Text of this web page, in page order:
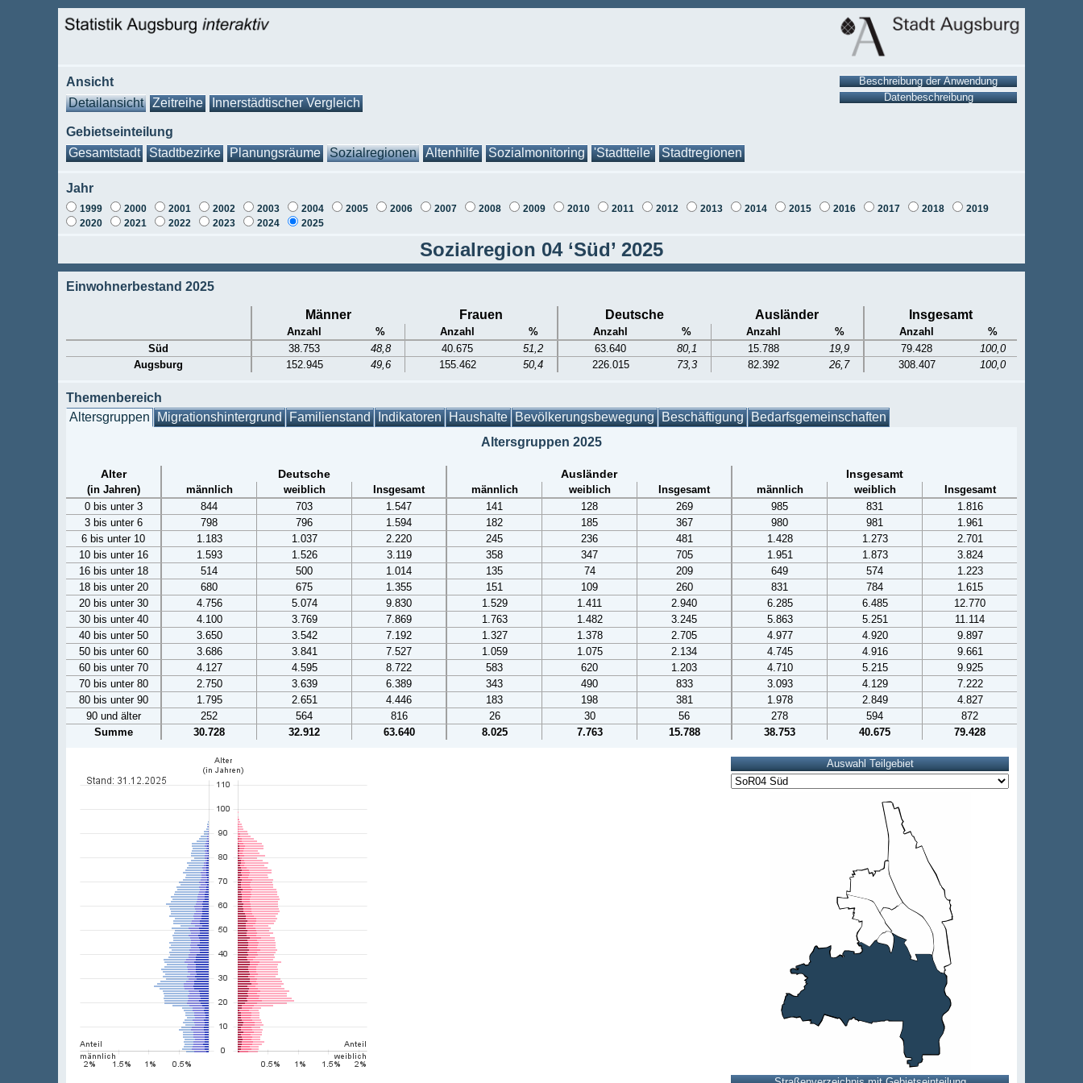
Ansicht
Detailansicht
Zeitreihe Innerstädtischer Vergleich
Gebietseinteilung
Gesamtstadt
Stadtbezirke Planungsräume Sozialregionen Altenhilfe Sozialmonitoring 'Stadtteile' Stadtregionen
Jahr
1999 2000 2001 2002 2003 2004 2005 2006 2007 2008 2009 2010 2011 2012 2013 2014 2015 2016 2017 2018
2019
2020
2021 2022 2023 2024 2025
Sozialregion 04 ‘Süd’ 2025
Einwohnerbestand 2025
Männer Frauen Deutsche Ausländer Insgesamt
Anzahl % Anzahl % Anzahl % Anzahl % Anzahl
%
Süd
38.753 48,8 40.675 51,2 63.640 80,1 15.788 19,9 79.428
100,0
Augsburg
152.945 49,6 155.462 50,4 226.015 73,3 82.392 26,7 308.407 100,0
Themenbereich
Altersgruppen Migrationshintergrund Familienstand Indikatoren Haushalte Bevölkerungsbewegung Beschäftigung Bedarfsgemeinschaften
Altersgruppen 2025
Alter Deutsche Ausländer Insgesamt
(in Jahren) männlich weiblich Insgesamt männlich weiblich Insgesamt männlich weiblich
Insgesamt
0 bis unter 3
844 703 1.547 141 128 269 985 831
1.816
3 bis unter 6
798 796 1.594 182 185 367 980 981
1.961
6 bis unter 10
1.183 1.037 2.220 245 236 481 1.428 1.273
2.701
10 bis unter 16
1.593 1.526 3.119 358 347 705 1.951 1.873
3.824
16 bis unter 18
514 500 1.014 135 74 209 649 574
1.223
18 bis unter 20
680 675 1.355 151 109 260 831 784
1.615
20 bis unter 30
4.756 5.074 9.830 1.529 1.411 2.940 6.285 6.485
12.770
30 bis unter 40
4.100 3.769 7.869 1.763 1.482 3.245 5.863 5.251
11.114
40 bis unter 50
3.650 3.542 7.192 1.327 1.378 2.705 4.977 4.920
9.897
50 bis unter 60
3.686 3.841 7.527 1.059 1.075 2.134 4.745 4.916
9.661
60 bis unter 70
4.127 4.595 8.722 583 620 1.203 4.710 5.215
9.925
70 bis unter 80
2.750 3.639 6.389 343 490 833 3.093 4.129
7.222
80 bis unter 90
1.795 2.651 4.446 183 198 381 1.978 2.849
4.827
90 und älter
252 564 816 26 30 56 278 594
872
Summe
30.728 32.912 63.640 8.025 7.763 15.788 38.753 40.675 79.428